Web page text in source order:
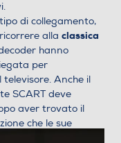
di collegamento,
allaclassica
hanno
per
Anche il
SCART deve
aver trovato il
che le sue